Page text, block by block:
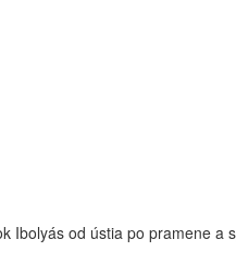
Ibolyás od ústia po pramene a